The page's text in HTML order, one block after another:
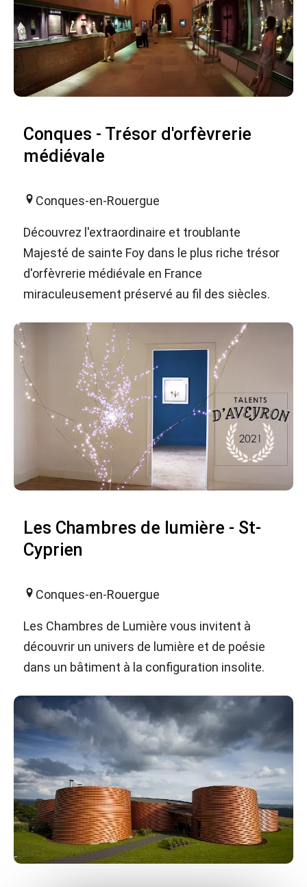
Conques - Trésor d'orfèvrerie
médiévale
Conques-en-Rouergue
Découvrez l'extraordinaire et troublante
Majesté de sainte Foy dans le plus riche trésor
d'orfèvrerie médiévale en France
miraculeusement préservé au fil des siècles.
Les Chambres de lumière - St-
Cyprien
Conques-en-Rouergue
Les Chambres de Lumière vous invitent à
découvrir un univers de lumière et de poésie
dans un bâtiment à la configuration insolite.